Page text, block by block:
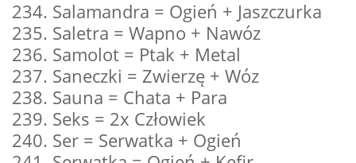
234. Salamandra = Ogień + Jaszczurka
235. Saletra = Wapno + Nawóz
236. Samolot = Ptak + Metal
237. Saneczki = Zwierzę + Wóz
238. Sauna = Chata + Para
239. Seks = 2x Człowiek
240. Ser = Serwatka + Ogień